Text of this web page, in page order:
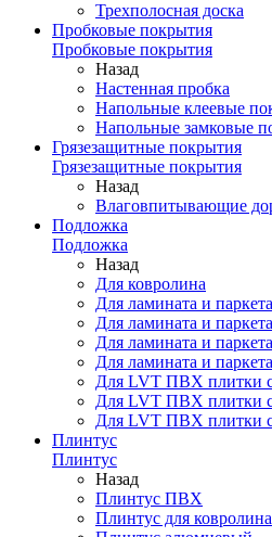
Трехполосная доска
Пробковые покрытия
Пробковые покрытия
Назад
Настенная пробка
Напольные клеевые
Напольные замковые
Грязезащитные покрытия
Грязезащитные покрытия
Назад
Влаговпитывающие
Подложка
Подложка
Назад
Для ковролина
Для ламината и паркета
Для ламината и
Для ламината и
Для ламината и
Для LVT ПВХ плитки
Для LVT ПВХ плитки
Для LVT ПВХ плитки
Плинтус
Плинтус
Назад
Плинтус ПВХ
Плинтус для ковролина